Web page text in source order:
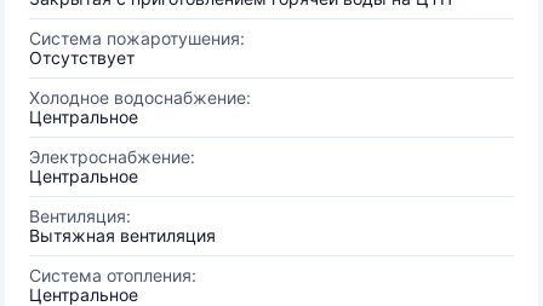
Система пожаротушения:
Отсутствует
Холодное водоснабжение:
Центральное
Электроснабжение:
Центральное
Вентиляция:
Вытяжная вентиляция
Система отопления:
Центральное